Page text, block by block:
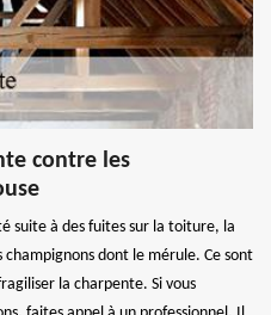
contre les
suite à des fuites sur la toiture, la
dont le mérule. Ce sont
la charpente. Si vous